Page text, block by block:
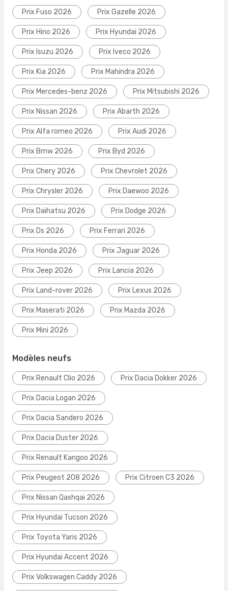
Prix Fuso 2026 Prix Gazelle 2026
Prix Hino 2026 Prix Hyundai 2026
Prix Isuzu 2026 Prix Iveco 2026
Prix Kia 2026 Prix Mahindra 2026
Prix Mercedes-benz 2026 Prix Mitsubishi 2026
Prix Nissan 2026 Prix Abarth 2026
Prix Alfa romeo 2026 Prix Audi 2026
Prix Bmw 2026 Prix Byd 2026
Prix Chery 2026 Prix Chevrolet 2026
Prix Chrysler 2026 Prix Daewoo 2026
Prix Daihatsu 2026 Prix Dodge 2026
Prix Ds 2026 Prix Ferrari 2026
Prix Honda 2026 Prix Jaguar 2026
Prix Jeep 2026 Prix Lancia 2026
Prix Land-rover 2026 Prix Lexus 2026
Prix Maserati 2026 Prix Mazda 2026
Prix Mini 2026
Modèles neufs
Prix Renault Clio 2026 Prix Dacia Dokker 2026
Prix Dacia Logan 2026
Prix Dacia Sandero 2026
Prix Dacia Duster 2026
Prix Renault Kangoo 2026
Prix Peugeot 208 2026 Prix Citroen C3 2026
Prix Nissan Qashqai 2026
Prix Hyundai Tucson 2026
Prix Toyota Yaris 2026
Prix Hyundai Accent 2026
Prix Volkswagen Caddy 2026